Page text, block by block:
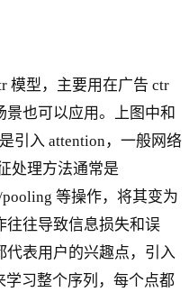
模型，主要用在广告 ctr
也可以应用。上图中和
引入 attention，一般网络
处理方法通常是
pooling 等操作，将其变为
往往导致信息损失和误
代表用户的兴趣点，引入
学习整个序列，每个点都